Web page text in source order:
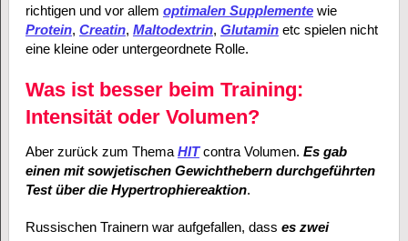
richtigen und vor allem optimalen Supplementewie
Protein, Creatin, Maltodextrin, Glutaminetc spielen nicht
eine kleine oder untergeordnete Rolle.
Was ist besser beim Training:
Intensität oder Volumen?
Aber zurück zum Thema HITcontra Volumen. Es gab
einen mit sowjetischen Gewichthebern durchgeführten
Test über die Hypertrophiereaktion.
Russischen Trainern war aufgefallen, dass es zwei